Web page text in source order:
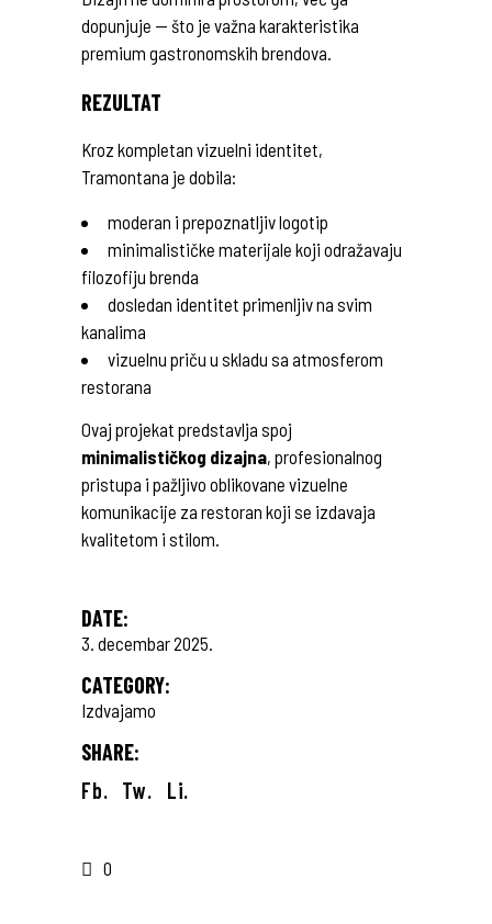
dopunjuje — što je važna karakteristika
premium gastronomskih brendova.
REZULTAT
Kroz kompletan vizuelni identitet,
Tramontana je dobila:
moderan i prepoznatljiv logotip
minimalističke materijale koji odražavaju
filozofiju brenda
dosledan identitet primenljiv na svim
kanalima
vizuelnu priču u skladu sa atmosferom
restorana
Ovaj projekat predstavlja spoj
minimalističkog dizajna, profesionalnog
pristupa i pažljivo oblikovane vizuelne
komunikacije za restoran koji se izdavaja
kvalitetom i stilom.
DATE:
3. decembar 2025.
CATEGORY:
Izdvajamo
SHARE:
Fb. Tw. Li.
0